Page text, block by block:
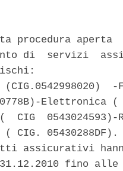
procedura aperta
di  servizi
(CIG.0542998020)
Elettronica (
CIG
( CIG.
assicurativi
fino